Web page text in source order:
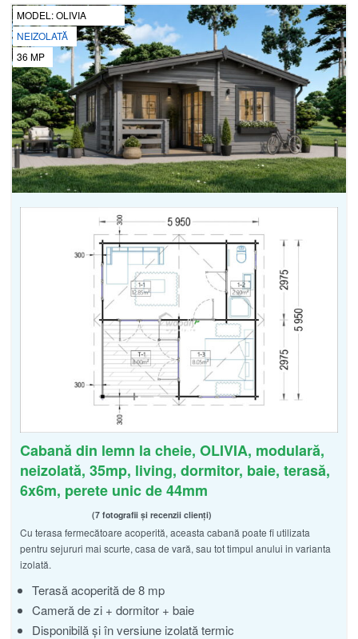
MODEL:OLIVIA
NEIZOLATĂ
36 MP
Cabană din lemn la cheie, OLIVIA, modulară,
neizolată, 35mp, living, dormitor, baie, terasă,
6x6m, perete unic de 44mm
Evaluat la5.00din 5
7 fotografii și recenzii clienți
Cu terasa fermecătoare acoperită, aceasta cabană poate fi utilizata
pentru sejururi mai scurte, casa de vară, sau tot timpul anului in varianta
izolată.
Terasă acoperită de 8 mp
Cameră de zi + dormitor + baie
Disponibilă și în versiune izolată termic